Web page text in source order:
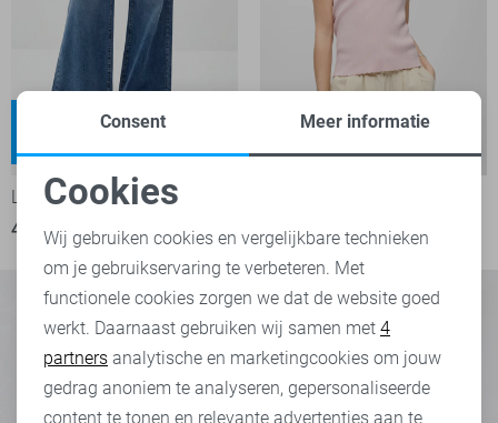
LTB Jeans
40,00
79,95
15,00
29,99
Noodzakelijke cookies
Personalisatie cookies
Analytische cookies
Marketing cookies
Consent Meer informatie
Cookies
Wij gebruiken cookies en vergelijkbare technieken
om je gebruikservaring te verbeteren. Met
functionele cookies zorgen we dat de website goed
werkt. Daarnaast gebruiken wij samen met 4
partners analytische en marketingcookies om jouw
gedrag anoniem te analyseren, gepersonaliseerde
content te tonen en relevante advertenties aan te